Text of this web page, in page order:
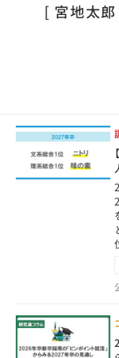
[ 宮地太